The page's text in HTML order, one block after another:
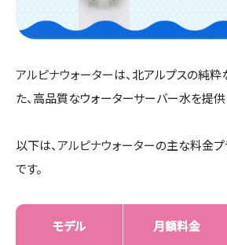
アルピナウォーター は、北アルプスの純
た、高品質なウォーターサーバー水を提供
以下は、 アルピナウォーターの主な料金プ
です。
モデル 月額料金